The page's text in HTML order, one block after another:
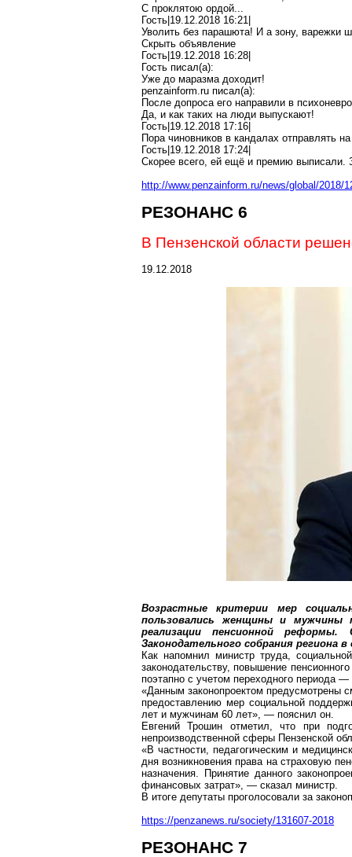
С проклятою ордой...
Гость|19.12.2018 16:21|
Уволить без парашюта! И а зону, варежки
Скрыть объявление
Гость|19.12.2018 16:28|
Гость писал(a):
Уже до маразма доходит!
penzainform.ru писал(a):
После допроса его направили в
Да, и как таких на люди выпускают!
Гость|19.12.2018 17:16|
Пора чиновников в кандалах отправлять
Гость|19.12.2018 17:24|
Скорее всего, ей ещё и премию выписали.
http://www.penzainform.ru/news/global/
РЕЗОНАНС 6
В Пензенской области
19.12.2018
Возрастные критерии мер
пользовались женщины и мужчины
реализации пенсионной
Законодательного собрания региона в
Как напомнил министр труда,
законодательству, повышение
поэтапно с учетом переходного периода
«Данным законопроектом предусмотрены
предоставлению мер социальной
лет и мужчинам 60 лет», — пояснил он.
Евгений Трошин отметил, что при
непроизводственной сферы Пензенской
«В частности, педагогическим и
дня возникновения права на страховую
назначения. Принятие данного
финансовых затрат», — сказал министр.
В итоге депутаты проголосовали за
https://penzanews.ru/society/131607-2018
РЕЗОНАНС 7